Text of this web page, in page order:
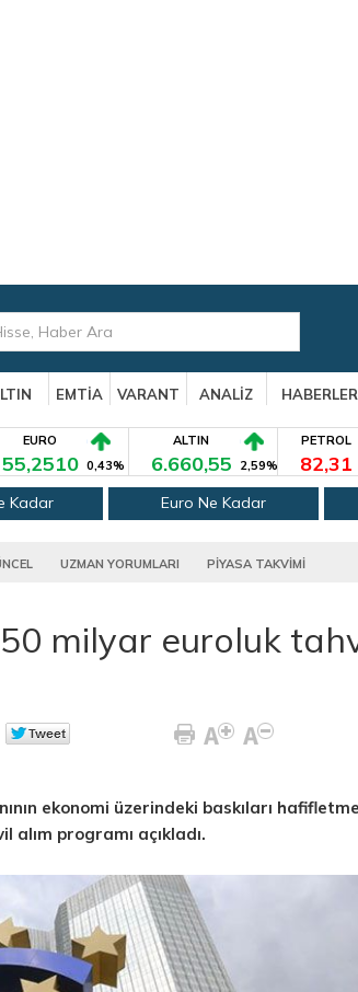
EMTİA VARANT ANALİZ HABERLER
EURO
55,2510 0,43%
ALTIN
6.660,55 2,59%
PETROL
82,31
Kadar Euro Ne Kadar
UZMAN YORUMLARI PİYASA TAKVİMİ
milyar euroluk
ekonomi üzerindeki baskıları
programı açıkladı.